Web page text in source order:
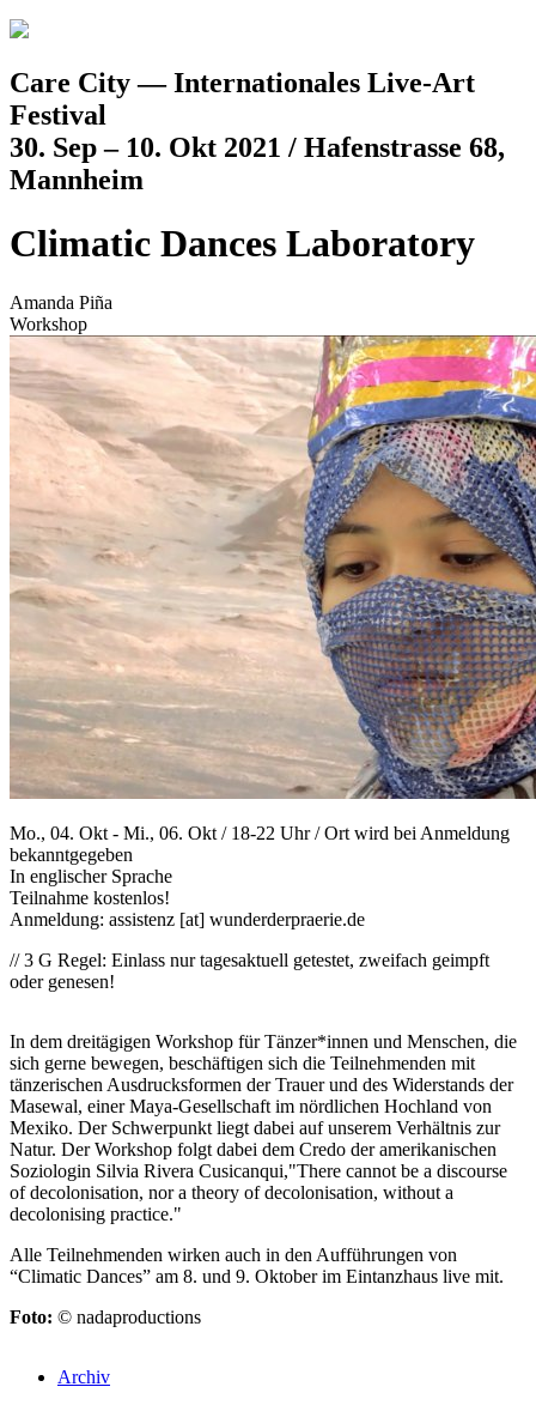
Jump to navigation
Care City — Internationales Live-Art
Festival
30. Sep – 10. Okt 2021 / Hafenstrasse 68,
Mannheim
Climatic Dances Laboratory
Amanda Piña
Workshop
Mo., 04. Okt - Mi., 06. Okt / 18-22 Uhr / Ort wird bei Anmeldung
bekanntgegeben
In englischer Sprache
Teilnahme kostenlos!
Anmeldung: assistenz [at] wunderderpraerie.de
// 3 G Regel: Einlass nur tagesaktuell getestet, zweifach geimpft
oder genesen!
In dem dreitägigen Workshop für Tänzer*innen und Menschen, die
sich gerne bewegen, beschäftigen sich die Teilnehmenden mit
tänzerischen Ausdrucksformen der Trauer und des Widerstands der
Masewal, einer Maya-Gesellschaft im nördlichen Hochland von
Mexiko. Der Schwerpunkt liegt dabei auf unserem Verhältnis zur
Natur. Der Workshop folgt dabei dem Credo der amerikanischen
Soziologin Silvia Rivera Cusicanqui,"There cannot be a discourse
of decolonisation, nor a theory of decolonisation, without a
decolonising practice."
Alle Teilnehmenden wirken auch in den Aufführungen von
“Climatic Dances” am 8. und 9. Oktober im Eintanzhaus live mit.
Foto: © nadaproductions
Archiv